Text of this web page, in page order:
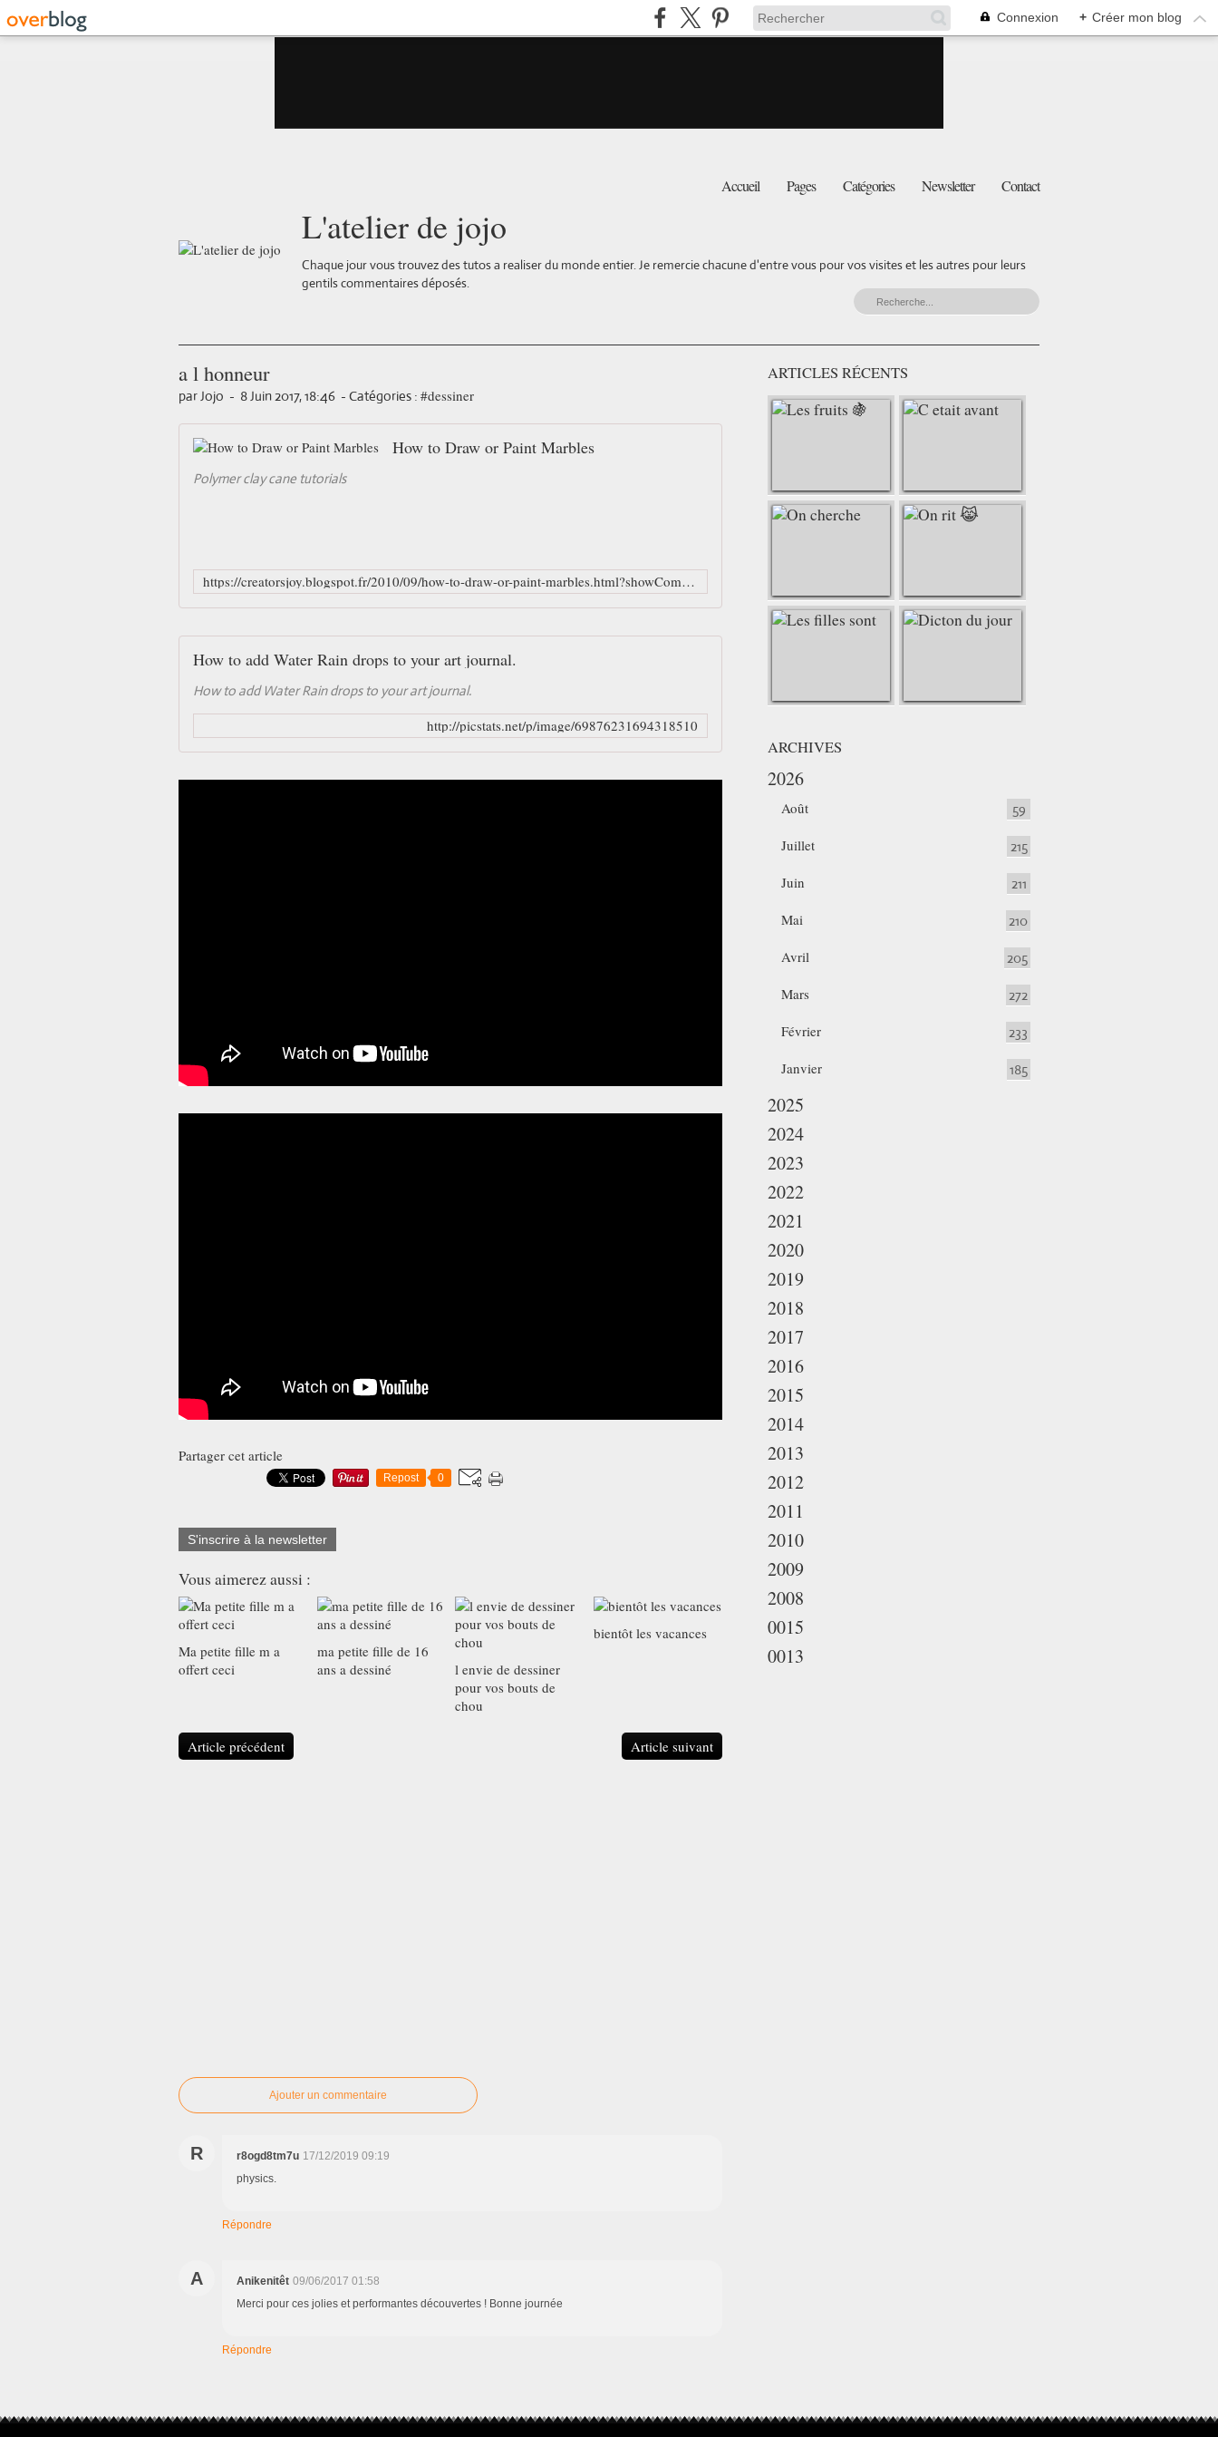
Connexion + Créer mon blog
Accueil Pages Catégories Newsletter Contact
L'atelier de jojo
Chaque jour vous trouvez des tutos a realiser du monde entier. Je remercie chacune d'entre vous pour vos visites et les autres pour leurs
gentils commentaires déposés.
a l honneur
par Jojo - 8 Juin 2017, 18:46 - Catégories : #dessiner
How to Draw or Paint Marbles
Polymer clay cane tutorials
https://creatorsjoy.blogspot.fr/2010/09/how-to-draw-or-paint-marbles.html?showComment=1495042918436
How to add Water Rain drops to your art journal.
How to add Water Rain drops to your art journal.
http://picstats.net/p/image/69876231694318510
Partager cet article
Repost 0
S'inscrire à la newsletter
Vous aimerez aussi :
Ma petite fille m a
offert ceci
ma petite fille de 16
ans a dessiné
l envie de dessiner
pour vos bouts de
chou
bientôt les vacances
Article précédent Article suivant
Ajouter un commentaire
R r8ogd8tm7u 17/12/2019 09:19
physics.
Répondre
A Anikenitêt 09/06/2017 01:58
Merci pour ces jolies et performantes découvertes ! Bonne journée
Répondre
ARTICLES RÉCENTS
ARCHIVES
2026
Août 59
Juillet 215
Juin 211
Mai 210
Avril 205
Mars 272
Février 233
Janvier 185
2025
2024
2023
2022
2021
2020
2019
2018
2017
2016
2015
2014
2013
2012
2011
2010
2009
2008
0015
0013